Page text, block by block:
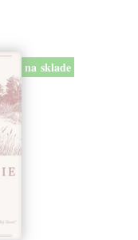
na sklade